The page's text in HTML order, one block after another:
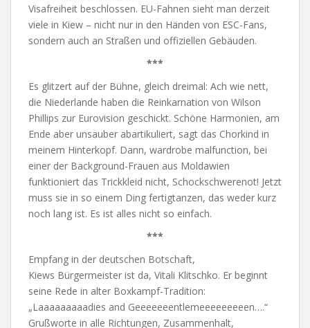
Visafreiheit beschlossen. EU-Fahnen sieht man derzeit
viele in Kiew – nicht nur in den Händen von ESC-Fans,
sondern auch an Straßen und offiziellen Gebäuden.
***
Es glitzert auf der Bühne, gleich dreimal: Ach wie nett,
die Niederlande haben die Reinkarnation von Wilson
Phillips zur Eurovision geschickt. Schöne Harmonien, am
Ende aber unsauber abartikuliert, sagt das Chorkind in
meinem Hinterkopf. Dann, wardrobe malfunction, bei
einer der Background-Frauen aus Moldawien
funktioniert das Trickkleid nicht, Schockschwerenot! Jetzt
muss sie in so einem Ding fertigtanzen, das weder kurz
noch lang ist. Es ist alles nicht so einfach.
***
Empfang in der deutschen Botschaft,
Kiews Bürgermeister ist da, Vitali Klitschko. Er beginnt
seine Rede in alter Boxkampf-Tradition:
„Laaaaaaaaadies and Geeeeeeentlemeeeeeeeeen….“
Grußworte in alle Richtungen, Zusammenhalt,